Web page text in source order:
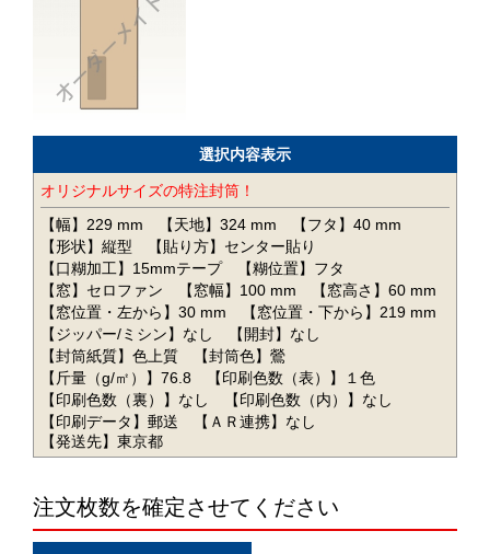
選択内容表示
オリジナルサイズの特注封筒！
【幅】229 mm
【天地】324 mm
【フタ】40 mm
【形状】縦型
【貼り方】センター貼り
【口糊加工】15mmテープ
【糊位置】フタ
【窓】セロファン
【窓幅】100 mm
【窓高さ】60 mm
【窓位置・左から】30 mm
【窓位置・下から】219 mm
【ジッパー/ミシン】なし
【開封】なし
【封筒紙質】色上質
【封筒色】鶯
【斤量（g/㎡）】76.8
【印刷色数（表）】１色
【印刷色数（裏）】なし
【印刷色数（内）】なし
【印刷データ】郵送
【ＡＲ連携】なし
【発送先】東京都
注文枚数を確定させてください